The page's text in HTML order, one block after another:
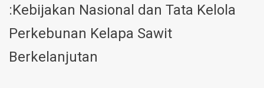
:Kebijakan Nasional dan Tata Kelola
Perkebunan Kelapa Sawit
Berkelanjutan